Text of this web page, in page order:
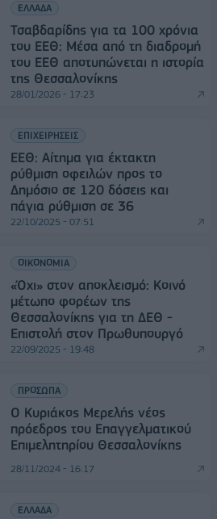
ΕΛΛΑΔΑ
Τσαβδαρίδης για τα 100 χρόνια
του ΕΕΘ: Μέσα από τη διαδρομή
του ΕΕΘ αποτυπώνεται η ιστορία
της Θεσσαλονίκης
28/01/2026 - 17:23
ΕΠΙΧΕΙΡΗΣΕΙΣ
ΕΕΘ: Αίτημα για έκτακτη
ρύθμιση οφειλών προς το
Δημόσιο σε 120 δόσεις και
πάγια ρύθμιση σε 36
22/10/2025 - 07:51
ΟΙΚΟΝΟΜΙΑ
«Όχι» στον αποκλεισμό: Κοινό
μέτωπο φορέων της
Θεσσαλονίκης για τη ΔΕΘ -
Επιστολή στον Πρωθυπουργό
22/09/2025 - 19:48
ΠΡΟΣΩΠΑ
Ο Κυριάκος Μερελής νέος
πρόεδρος του Επαγγελματικού
Επιμελητηρίου Θεσσαλονίκης
28/11/2024 - 16:17
ΕΛΛΑΔΑ